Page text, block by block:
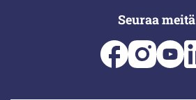
Seuraa meitä